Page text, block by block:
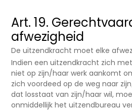
Art. 19.
afwezigheid
De uitzendkracht moet elke
Indien een uitzendkracht zich
niet op zijn/haar werk aankomt
zich voordeed op de weg naar
dat losstaat van zijn/haar wil,
onmiddellijk het uitzendbureau